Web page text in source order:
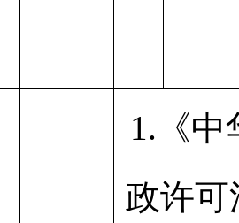
1.《中
政许